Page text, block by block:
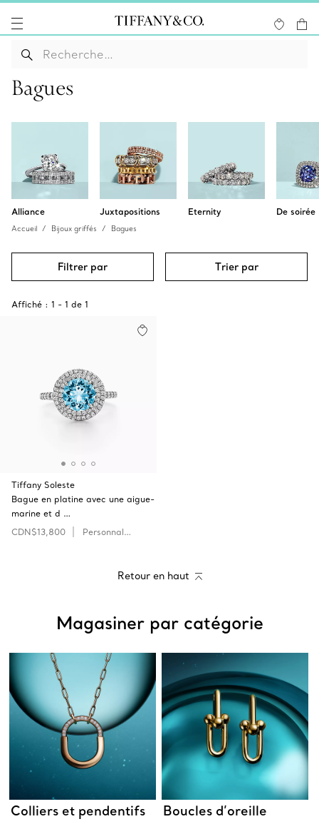
Bagues
Alliance Juxtapositions Eternity De soirée
Accueil Bijoux griffés Bagues
Filtrer par Trier par
Affiché : 1 - 1 de 1
Tiffany Soleste
Bague en platine avec une aigue-
marine et d …
CDN$13,800
Personnaliser
Retour en haut
Magasiner par catégorie
Colliers et pendentifs Boucles d’oreille